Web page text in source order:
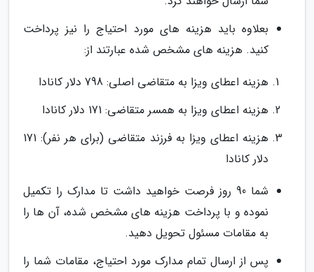
بعلاوه باید هزینه های مورد احتیاج را نیز پرداخت
کنید. هزینه های مشخص شده عبارتند از:
هزینه اعطای ویزا به متقاضی اصلی: 798 دلار کانادا
هزینه اعطای ویزا به همسر متقاضی: 171 دلار کانادا
هزینه اعطای ویزا به فرزند متقاضی (برای هر نفر): 171
دلار کانادا
شما 90 روز فرصت خواهید داشت تا مدارک را تکمیل
نموده و با پرداخت هزینه های مشخص شده، آن ها را
به مقامات مسئول تحویل دهید.
پس از ارسال تمام مدارک مورد احتیاج، مقامات شما را